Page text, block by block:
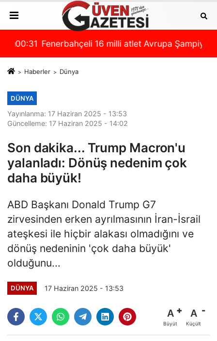
hazırlıkları başladı
00:31 Fenerbahçeli 16 milli atlet Avrupa
Haberler Dünya
DÜNYA
Yayınlanma: 17 Haziran 2025 - 13:53
Güncelleme: 17 Haziran 2025 - 14:02
Son dakika... Trump Macron'u
yalanladı: Dönüş nedenim çok
daha büyük!
ABD Başkanı Donald Trump G7
zirvesinden erken ayrılmasının İran-İsrail
ateşkesi ile hiçbir alakası olmadığını ve
dönüş nedeninin 'çok daha büyük'
olduğunu...
DÜNYA 17 Haziran 2025 - 13:53
A
Büyüt
A
Küçült